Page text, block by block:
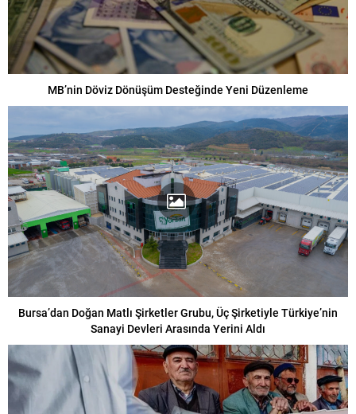
MB’nin Döviz Dönüşüm Desteğinde Yeni Düzenleme
Bursa’dan Doğan Matlı Şirketler Grubu, Üç Şirketiyle Türkiye’nin
Sanayi Devleri Arasında Yerini Aldı